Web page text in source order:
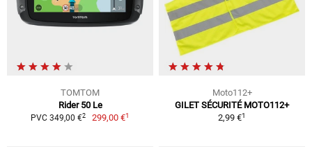
TOMTOM
Rider 50 Le
PVC 349,00 €2 299,00 €1
Moto112+
GILET SÉCURITÉ MOTO112+
2,99 €1